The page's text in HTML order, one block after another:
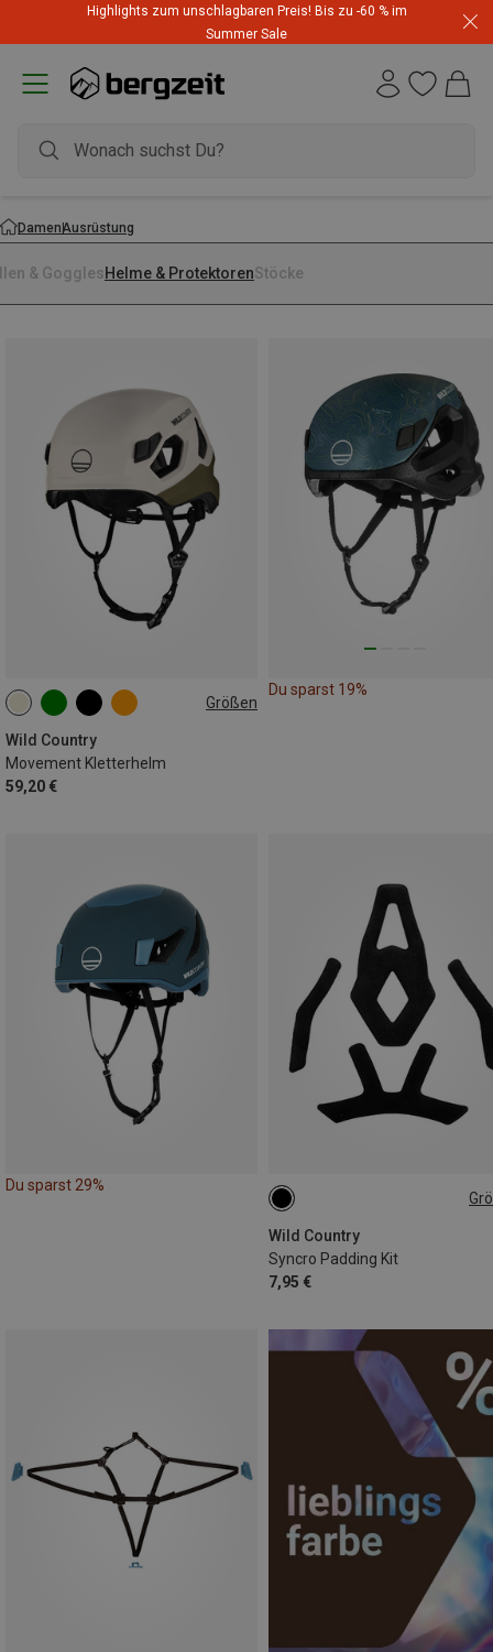
Highlights zum unschlagbaren Preis! Bis zu -60 % im
Summer Sale
DamenAusrüstung
& GogglesHelme & ProtektorenStöcke
Größen
Wild Country
Movement Kletterhelm
59,20 €
S-M | 52-58CM L-XL | 57-62CM
Du sparst 19%
Du sparst 29%
Wild Country
Syncro Padding Kit
7,95 €
ONE SIZE